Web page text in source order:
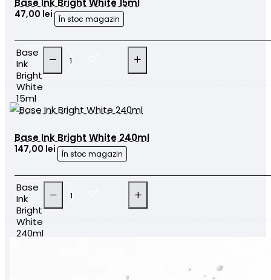
Base Ink Bright White 15ml
În stoc magazin
47,00 lei
Base
Ink
Bright
White
15ml
Base Ink Bright White 240ml
În stoc magazin
147,00 lei
Base
Ink
Bright
White
240ml